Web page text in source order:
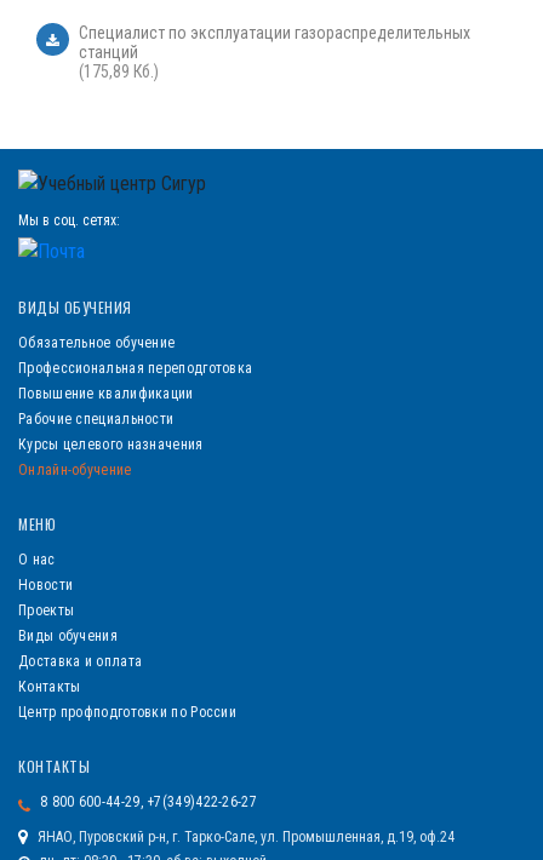
Специалист по эксплуатации газораспределительных
станций
(175,89 Кб.)
Мы в соц. сетях:
ВИДЫ ОБУЧЕНИЯ
Обязательное обучение
Профессиональная переподготовка
Повышение квалификации
Рабочие специальности
Курсы целевого назначения
Онлайн-обучение
МЕНЮ
О нас
Новости
Проекты
Виды обучения
Доставка и оплата
Контакты
Центр профподготовки по России
КОНТАКТЫ
8 800 600-44-29, +7(349)422-26-27
ЯНАО, Пуровский р-н, г. Тарко-Сале, ул. Промышленная, д.19, оф.24